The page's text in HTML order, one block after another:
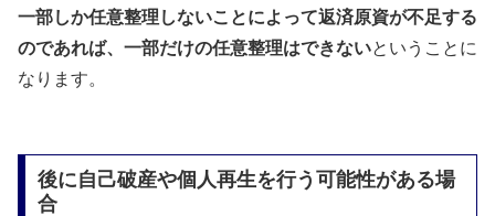
一部しか任意整理しないことによって返済原資が不足する
のであれば、一部だけの任意整理はできないということに
なります。
後に自己破産や個人再生を行う可能性がある場
合